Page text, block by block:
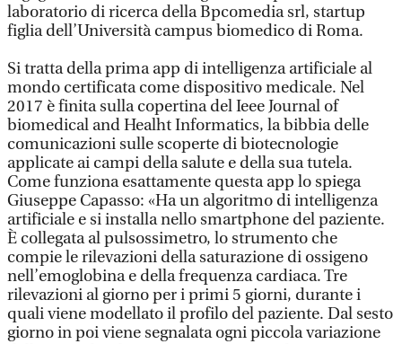
laboratorio di ricerca della Bpcomedia srl, startup
figlia dell’Università campus biomedico di Roma.
Si tratta della prima app di intelligenza artificiale al
mondo certificata come dispositivo medicale. Nel
2017 è finita sulla copertina del Ieee Journal of
biomedical and Healht Informatics, la bibbia delle
comunicazioni sulle scoperte di biotecnologie
applicate ai campi della salute e della sua tutela.
Come funziona esattamente questa app lo spiega
Giuseppe Capasso: «Ha un algoritmo di intelligenza
artificiale e si installa nello smartphone del paziente.
È collegata al pulsossimetro, lo strumento che
compie le rilevazioni della saturazione di ossigeno
nell’emoglobina e della frequenza cardiaca. Tre
rilevazioni al giorno per i primi 5 giorni, durante i
quali viene modellato il profilo del paziente. Dal sesto
giorno in poi viene segnalata ogni piccola variazione